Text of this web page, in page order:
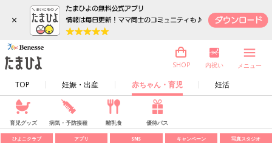
×
TOP 妊娠・出産 赤ちゃん・育児 妊活
SHOP 内祝い メニュー
育児グッズ 病気・予防接種 離乳食 優待パス
ひよこクラブ アプリ SNS キャンペーン 写真スタジオ